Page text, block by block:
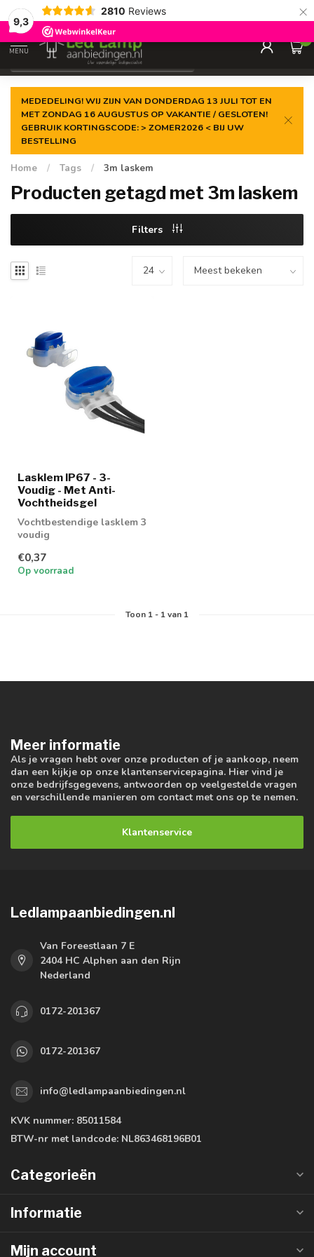
9,3
2810 Reviews ×
Gegarandeerde delaagste prijs
MENU
0
MEDEDELING! WIJ ZIJN VAN DONDERDAG 13 JULI TOT EN
MET ZONDAG 16 AUGUSTUS OP VAKANTIE / GESLOTEN!
GEBRUIK KORTINGSCODE: > ZOMER2026 < BIJ UW
BESTELLING
Home / Tags / 3m laskem
Producten getagd met 3m laskem
Filters
Lasklem IP67 - 3-
Voudig - Met Anti-
Vochtheidsgel
Vochtbestendige lasklem 3
voudig
€0,37
Op voorraad
Toon 1- 1van 1
Meer informatie
Als je vragen hebt over onze producten of je aankoop, neem
dan een kijkje op onze klantenservicepagina. Hier vind je
onze bedrijfsgegevens, antwoorden op veelgestelde vragen
en verschillende manieren om contact met ons op te nemen.
Klantenservice
Ledlampaanbiedingen.nl
Van Foreestlaan 7 E
2404 HC Alphen aan den Rijn
Nederland
0172-201367
0172-201367
info@ledlampaanbiedingen.nl
KVK nummer: 85011584
BTW-nr met landcode: NL863468196B01
Categorieën
Informatie
Mijn account